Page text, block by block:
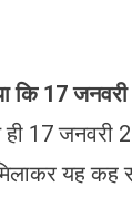
कि 17
17 जनवरी
यह कह